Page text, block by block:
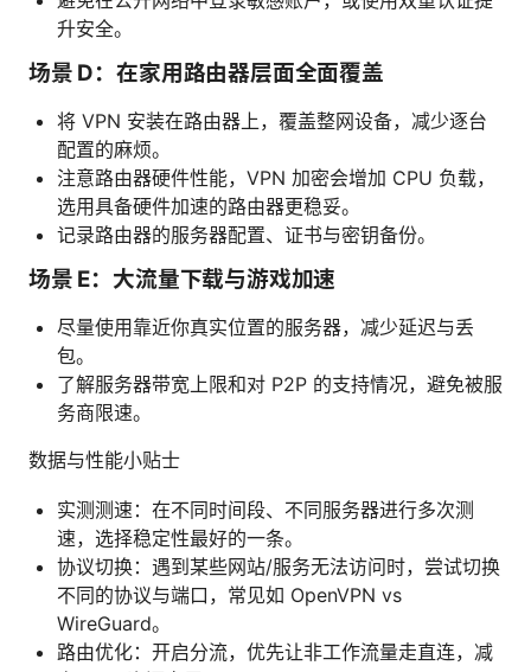
升安全。
场景 D：在家用路由器层面全面覆盖
将 VPN 安装在路由器上，覆盖整网设备，减少逐台
配置的麻烦。
注意路由器硬件性能，VPN 加密会增加 CPU 负载，
选用具备硬件加速的路由器更稳妥。
记录路由器的服务器配置、证书与密钥备份。
场景 E：大流量下载与游戏加速
尽量使用靠近你真实位置的服务器，减少延迟与丢
包。
了解服务器带宽上限和对 P2P 的支持情况，避免被服
务商限速。
数据与性能小贴士
实测测速：在不同时间段、不同服务器进行多次测
速，选择稳定性最好的一条。
协议切换：遇到某些网站/服务无法访问时，尝试切换
不同的协议与端口，常见如 OpenVPN vs
WireGuard。
路由优化：开启分流，优先让非工作流量走直连，减